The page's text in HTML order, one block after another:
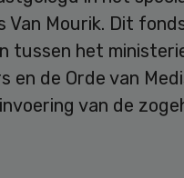
Van Mourik. Dit
tussen het
en de Orde van
van de